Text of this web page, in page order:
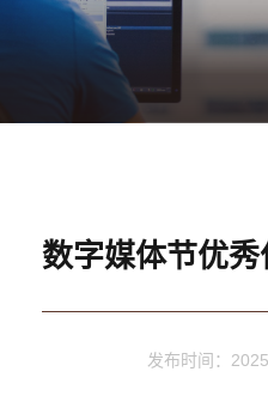
数字媒体节优
发布时间：